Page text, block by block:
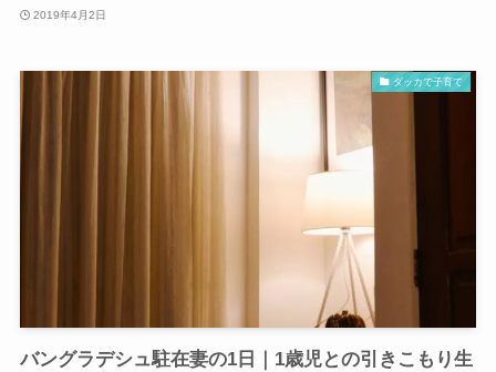
2019年4月2日
ダッカで子育て
バングラデシュ駐在妻の1日｜1歳児との引きこもり生